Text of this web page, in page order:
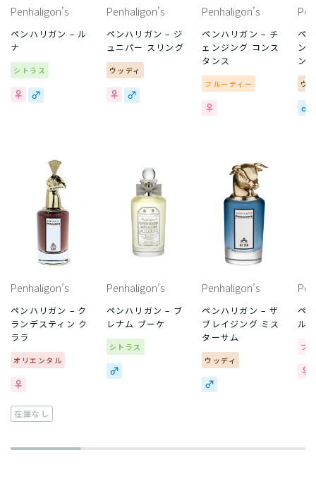
Penhaligon’s
ペンハリガン – ル
ナ
シトラス
Penhaligon’s
ペンハリガン – ジ
ュニパー スリング
ウッディ
Penhaligon’s
ペンハリガン – チ
ェンジング コンス
タンス
フルーティー
ペ
ン
ン
ウ
Penhaligon’s
ペンハリガン – ク
ランデスティン ク
ララ
オリエンタル
在庫なし
Penhaligon’s
ペンハリガン – ブ
レナム ブーケ
シトラス
Penhaligon’s
ペンハリガン – ザ
ブレイジング ミス
ターサム
ウッディ
ペ
ル
フ